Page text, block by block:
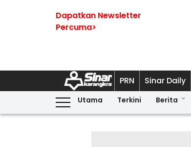
Dapatkan Newsletter
Percuma>
PRN Sinar Daily
Utama Terkini Berita